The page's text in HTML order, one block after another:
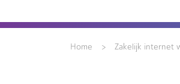
Home > Zakelijk internet